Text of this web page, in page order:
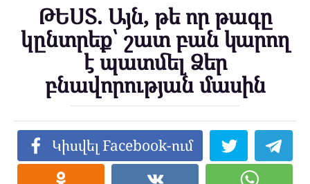
ԹԵՍՏ. Այն, թե որ թագը
կընտրեք՝ շատ բան կարող
է պատմել Ձեր
բնավորության մասին
Կիսվել Facebook-ում